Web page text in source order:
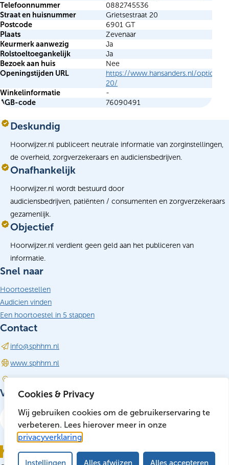
Cookies & Privacy
Wij gebruiken cookies om de gebruikerservaring te
verbeteren. Lees hierover meer in onze
privacyverklaring
Instellingen Alles afwijzen Alles accepteren
Telefoonnummer
0882745536
Straat en huisnummer
Grietsestraat 20
Postcode
6901 GT
Plaats
Zevenaar
Keurmerk aanwezig
Ja
Rolstoeltoegankelijk
Ja
Bezoek aan huis
Nee
Openingstijden URL
https://www.hansanders.nl/
20/
Winkelinformatie
-
AGB-code
76090491
Deskundig
Hoorwijzer.nl publiceert neutrale informatie van zorginstellingen,
de overheid, zorgverzekeraars en audiciensbedrijven.
Onafhankelijk
Hoorwijzer.nl wordt bestuurd door
audiciensbedrijven, patiënten / consumenten en zorgverzekeraars
gezamenlijk.
Objectief
Hoorwijzer.nl verdient geen geld aan het publiceren van
informatie.
Snel naar
Hoortoestellen
Audicien vinden
Een hoortoestel in 5 stappen
Contact
info@sphhm.nl
www.sphhm.nl
Driebergen-Rijsenburg
Volg ons
(opent in nieuw tabblad)